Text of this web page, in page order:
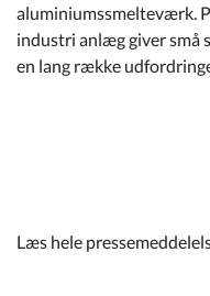
aluminiumssmelteværk.
industri anlæg giver små
en lang række
Læs hele